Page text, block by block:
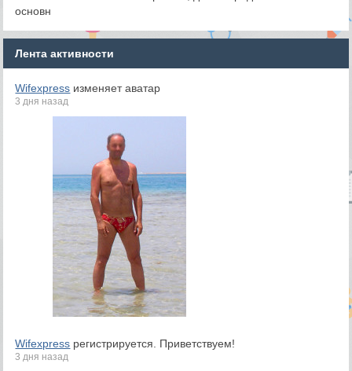
основн
Лента активности
Wifexpress изменяет аватар
3 дня назад
Wifexpress регистрируется. Приветствуем!
3 дня назад